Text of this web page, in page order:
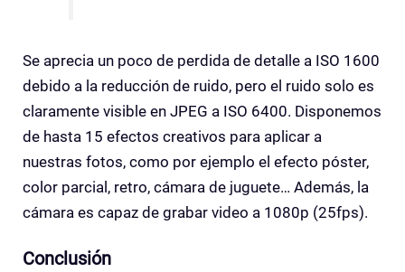
Se aprecia un poco de perdida de detalle a ISO 1600
debido a la reducción de ruido, pero el ruido solo es
claramente visible en JPEG a ISO 6400. Disponemos
de hasta 15 efectos creativos para aplicar a
nuestras fotos, como por ejemplo el efecto póster,
color parcial, retro, cámara de juguete… Además, la
cámara es capaz de grabar video a 1080p (25fps).
Conclusión